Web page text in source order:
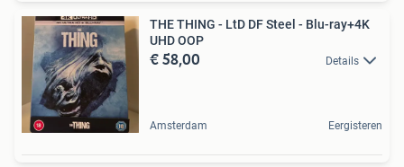
THE THING - LtD DF Steel - Blu-ray+4K
UHD OOP
€ 58,00 Details
Amsterdam Eergisteren